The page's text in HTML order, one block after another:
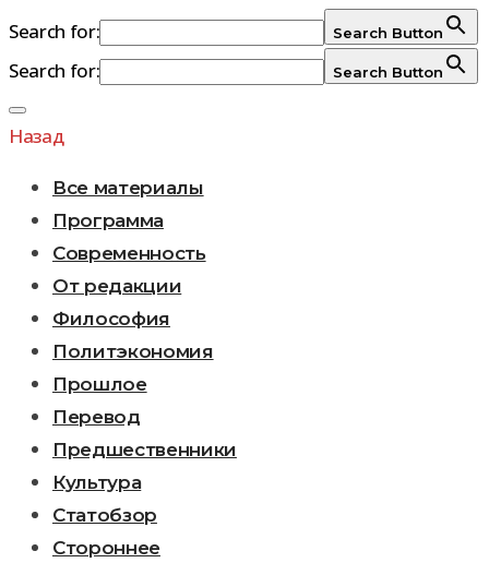
Search for: Search Button
Search for: Search Button
Перейти
к
Назад
Все материалы
Программа
Современность
От редакции
Философия
Политэкономия
Прошлое
Перевод
Предшественники
Культура
Статобзор
Стороннее